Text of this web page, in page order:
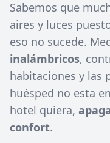
Sabemos que
aires y luces
eso no sucede.
inalámbricos,
habitaciones y las
huésped no esta
hotel quiera,
confort.